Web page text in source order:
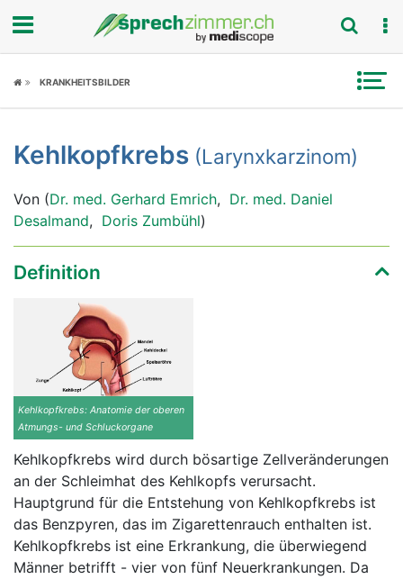
Fokus
Symptome
Untersuchungen
News
Rubriken
KRANKHEITSBILDER
Kehlkopfkrebs (Larynxkarzinom)
Von (Dr. med. Gerhard Emrich, Dr. med. Daniel
Desalmand, Doris Zumbühl)
Definition
Kehlkopfkrebs: Anatomie der oberen
Atmungs- und Schluckorgane
Kehlkopfkrebs wird durch bösartige Zellveränderungen
an der Schleimhat des Kehlkopfs verursacht.
Hauptgrund für die Entstehung von Kehlkopfkrebs ist
das Benzpyren, das im Zigarettenrauch enthalten ist.
Kehlkopfkrebs ist eine Erkrankung, die überwiegend
Männer betrifft - vier von fünf Neuerkrankungen. Da